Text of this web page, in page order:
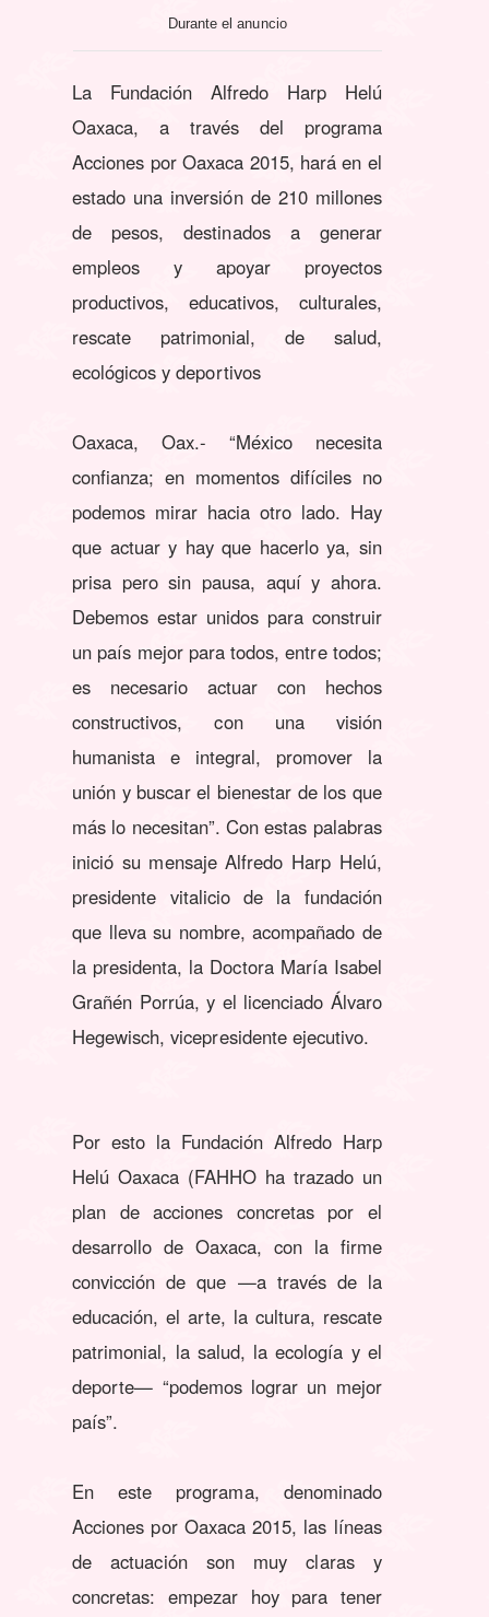
Durante el anuncio
La Fundación Alfredo Harp Helú
Oaxaca, a través del programa
Acciones por Oaxaca 2015, hará en el
estado una inversión de 210 millones
de pesos, destinados a generar
empleos y apoyar proyectos
productivos, educativos, culturales,
rescate patrimonial, de salud,
ecológicos y deportivos
Oaxaca, Oax.- “México necesita
confianza; en momentos difíciles no
podemos mirar hacia otro lado. Hay
que actuar y hay que hacerlo ya, sin
prisa pero sin pausa, aquí y ahora.
Debemos estar unidos para construir
un país mejor para todos, entre todos;
es necesario actuar con hechos
constructivos, con una visión
humanista e integral, promover la
unión y buscar el bienestar de los que
más lo necesitan”. Con estas palabras
inició su mensaje Alfredo Harp Helú,
presidente vitalicio de la fundación
que lleva su nombre, acompañado de
la presidenta, la Doctora María Isabel
Grañén Porrúa, y el licenciado Álvaro
Hegewisch, vicepresidente ejecutivo.
Por esto la Fundación Alfredo Harp
Helú Oaxaca (FAHHO ha trazado un
plan de acciones concretas por el
desarrollo de Oaxaca, con la firme
convicción de que —a través de la
educación, el arte, la cultura, rescate
patrimonial, la salud, la ecología y el
deporte— “podemos lograr un mejor
país”.
En este programa, denominado
Acciones por Oaxaca 2015, las líneas
de actuación son muy claras y
concretas: empezar hoy para tener